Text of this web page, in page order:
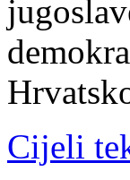
Cijeli